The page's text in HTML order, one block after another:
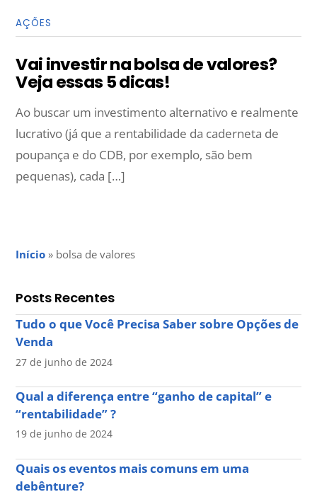
AÇÕES
Vai investir na bolsa de valores?
Veja essas 5 dicas!
Ao buscar um investimento alternativo e realmente
lucrativo (já que a rentabilidade da caderneta de
poupança e do CDB, por exemplo, são bem
pequenas), cada […]
Início » bolsa de valores
Posts Recentes
Tudo o que Você Precisa Saber sobre Opções de
Venda
27 de junho de 2024
Qual a diferença entre “ganho de capital” e
“rentabilidade” ?
19 de junho de 2024
Quais os eventos mais comuns em uma
debênture?